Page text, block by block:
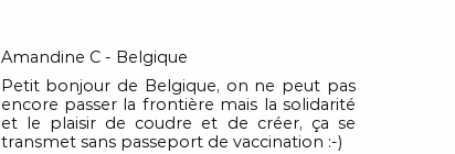
Amandine C - Belgique
Petit bonjour de Belgique, on ne peut pas
encore passer la frontière mais la solidarité
et le plaisir de coudre et de créer, ça se
transmet sans passeport de vaccination :-)